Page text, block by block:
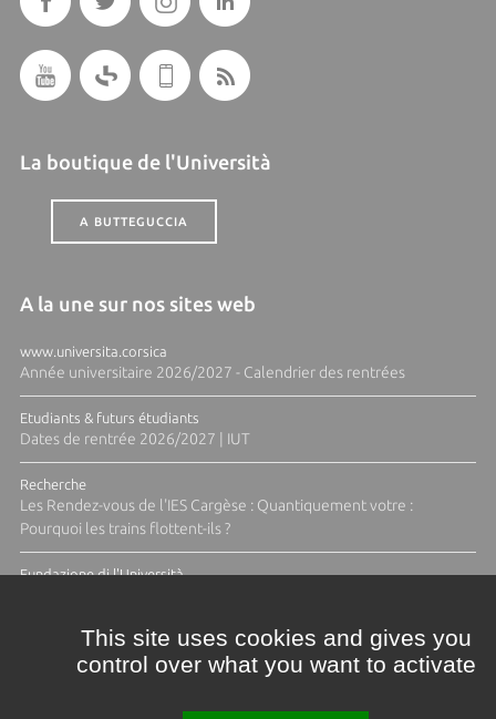
La boutique de l'Università
A BUTTEGUCCIA
A la une sur nos sites web
www.universita.corsica
Année universitaire 2026/2027 - Calendrier des rentrées
Etudiants & futurs étudiants
Dates de rentrée 2026/2027 | IUT
Recherche
Les Rendez-vous de l'IES Cargèse : Quantiquement votre :
Pourquoi les trains flottent-ils ?
Fundazione di l'Università
This site uses cookies and gives you
control over what you want to activate